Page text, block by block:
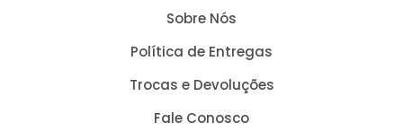
Sobre Nós
Política de Entregas
Trocas e Devoluções
Fale Conosco